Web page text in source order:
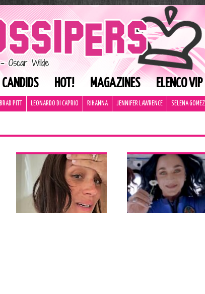
CANDIDS HOT! MAGAZINES ELENCO VIP
BRAD PITT LEONARDO DI CAPRIO RIHANNA JENNIFER LAWRENCE SELENA GOMEZ